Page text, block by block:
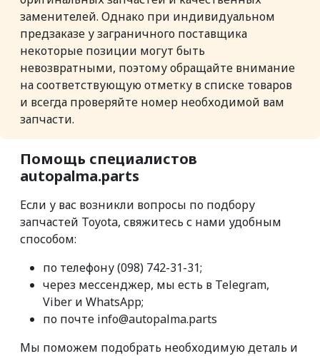
заменителей. Однако при индивидуальном
предзаказе у заграничного поставщика
некоторые позиции могут быть
невозвратными, поэтому обращайте внимание
на соответствующую отметку в списке товаров
и всегда проверяйте номер необходимой вам
запчасти.
Помощь специалистов
autopalma.parts
Если у вас возникли вопросы по подбору
запчастей Toyota, свяжитесь с нами удобным
способом:
по телефону (098) 742-31-31;
через мессенджер, мы есть в Telegram,
Viber и WhatsApp;
по почте info@autopalma.parts
Мы поможем подобрать необходимую деталь и